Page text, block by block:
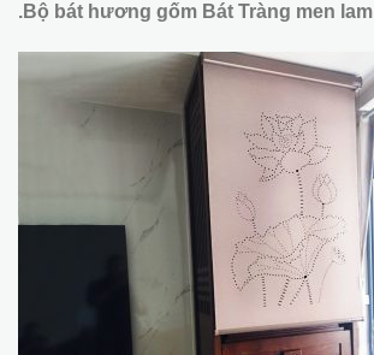
.Bộ bát hương gốm Bát Tràng men lam